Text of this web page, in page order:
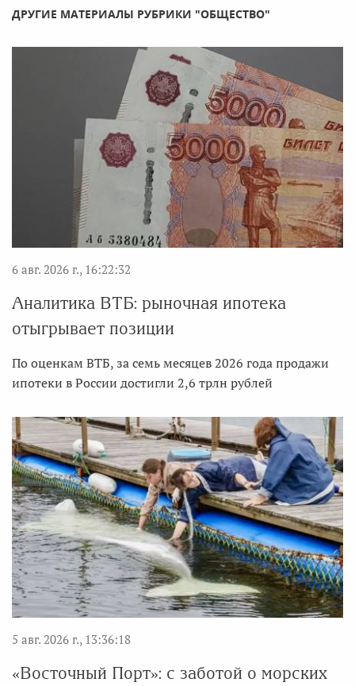
ДРУГИЕ МАТЕРИАЛЫ РУБРИКИ "ОБЩЕСТВО"
6 авг. 2026 г., 16:22:32
Аналитика ВТБ: рыночная ипотека
отыгрывает позиции
По оценкам ВТБ, за семь месяцев 2026 года продажи
ипотеки в России достигли 2,6 трлн рублей
5 авг. 2026 г., 13:36:18
«Восточный Порт»: с заботой о морских